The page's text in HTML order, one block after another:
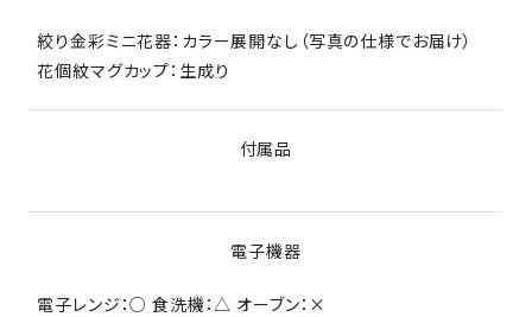
絞り金彩ミニ花器：カラー展開なし（写真の仕様でお届け）
花個紋マグカップ：生成り
付属品
電子機器
電子レンジ：○ 食洗機：△ オーブン：×